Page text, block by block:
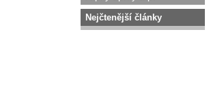
Nejčtenější články